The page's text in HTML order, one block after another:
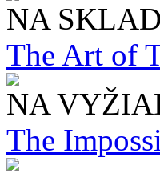
NA
The Art of
NA
The